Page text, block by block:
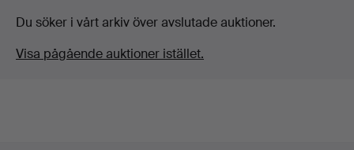
Du söker i vårt arkiv över avslutade auktioner.
Visa pågående auktioner istället.